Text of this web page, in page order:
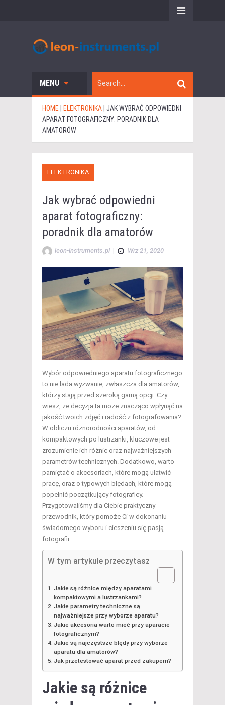
MENU
HOME ELEKTRONIKA JAK WYBRAĆ ODPOWIEDNI
APARAT FOTOGRAFICZNY: PORADNIK DLA
AMATORÓW
ELEKTRONIKA
Jak wybrać odpowiedni
aparat fotograficzny:
poradnik dla amatorów
leon-instruments.pl | Wrz 21, 2020
Wybór odpowiedniego aparatu fotograficznego
to nie lada wyzwanie, zwłaszcza dla amatorów,
którzy stają przed szeroką gamą opcji. Czy
wiesz, że decyzja ta może znacząco wpłynąć na
jakość twoich zdjęć i radość z fotografowania?
W obliczu różnorodności aparatów, od
kompaktowych po lustrzanki, kluczowe jest
zrozumienie ich różnic oraz najważniejszych
parametrów technicznych. Dodatkowo, warto
pamiętać o akcesoriach, które mogą ułatwić
pracę, oraz o typowych błędach, które mogą
popełnić początkujący fotograficy.
Przygotowaliśmy dla Ciebie praktyczny
przewodnik, który pomoże Ci w dokonaniu
świadomego wyboru i cieszeniu się pasją
fotografii.
W tym artykule przeczytasz
Jakie są różnice między aparatami
kompaktowymi a lustrzankami?
Jakie parametry techniczne są
najważniejsze przy wyborze aparatu?
Jakie akcesoria warto mieć przy aparacie
fotograficznym?
Jakie są najczęstsze błędy przy wyborze
aparatu dla amatorów?
Jak przetestować aparat przed zakupem?
Jakie są różnice